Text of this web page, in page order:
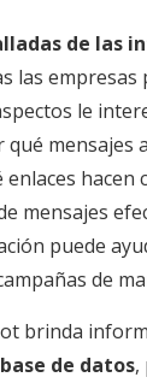
de las
las empresas
le
qué mensajes
hacen
mensajes
puede
de
brinda
base de datos,